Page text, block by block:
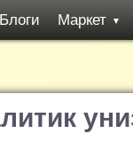
Блоги Маркет ▼